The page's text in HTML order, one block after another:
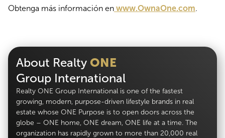
Obtenga más información en www.OwnaOne.com.
About Realty ONE
Group International
Realty ONE Group International is one of the fastest
growing, modern, purpose-driven lifestyle brands in real
estate whose ONE Purpose is to open doors across the
globe – ONE home, ONE dream, ONE life at a time. The
organization has rapidly grown to more than 20,000 real